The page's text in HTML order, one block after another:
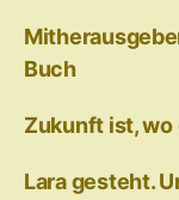
Buch
Zukunft ist, wo
Lara gesteht.